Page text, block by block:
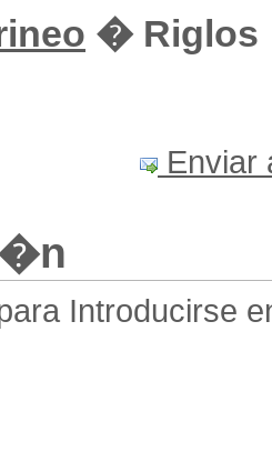
�
Enviar
Introducirse